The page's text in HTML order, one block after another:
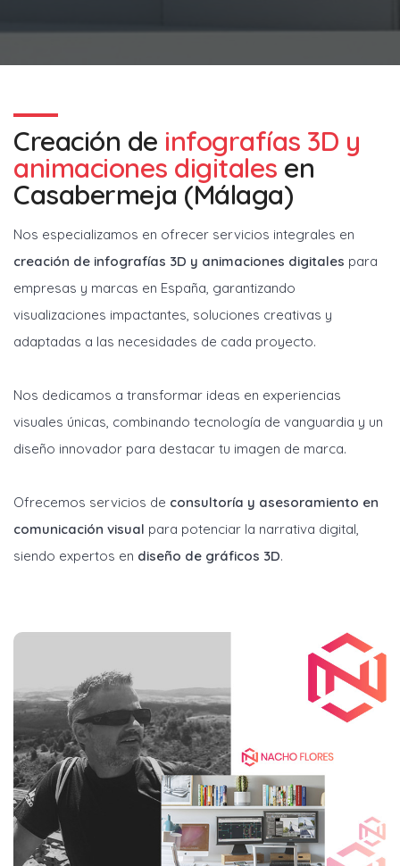
Creación de infografías 3D y
animaciones digitales en
Casabermeja (Málaga)
Nos especializamos en ofrecer servicios integrales en
creación de infografías 3D y animaciones digitales para
empresas y marcas en España, garantizando
visualizaciones impactantes, soluciones creativas y
adaptadas a las necesidades de cada proyecto.
Nos dedicamos a transformar ideas en experiencias
visuales únicas, combinando tecnología de vanguardia y un
diseño innovador para destacar tu imagen de marca.
Ofrecemos servicios de consultoría y asesoramiento en
comunicación visual para potenciar la narrativa digital,
siendo expertos en diseño de gráficos 3D.